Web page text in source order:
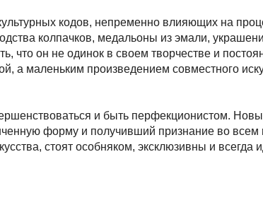
кодов, непременно влияющих на
колпачков, медальоны из эмали,
что он не одинок в своем творчестве и
а маленьким произведением совместного
и быть перфекционистом.
форму и получивший признание во
стоят особняком, эксклюзивны и